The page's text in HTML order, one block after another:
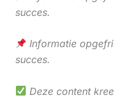
succes.
Informatie
succes.
Deze content